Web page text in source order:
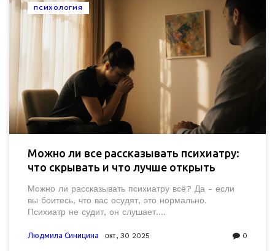
ПСИХОЛОГИЯ
Можно ли все рассказывать психиатру:
что скрывать и что лучше открыть
Можно ли рассказывать психиатру всё? Да - если
вы боитесь, что вас осудят, это нормально.
Психиатр не судит, он слушает.
не молчать.
Людмила Синицина окт, 30 2025 0